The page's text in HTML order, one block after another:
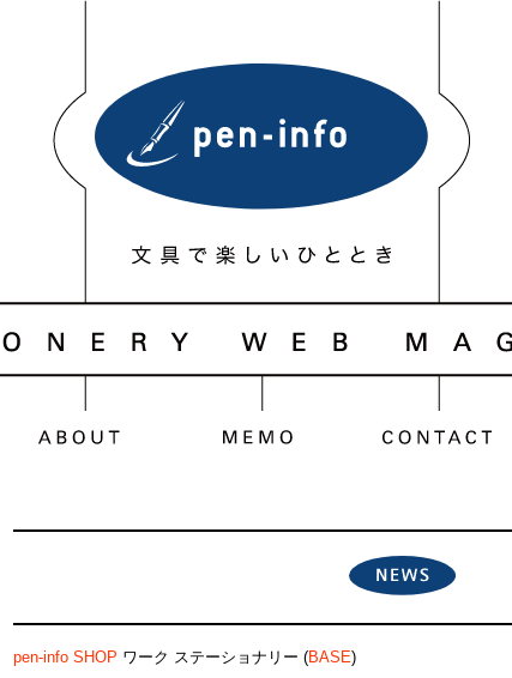
pen-info SHOP ワーク ステーショナリー (BASE)